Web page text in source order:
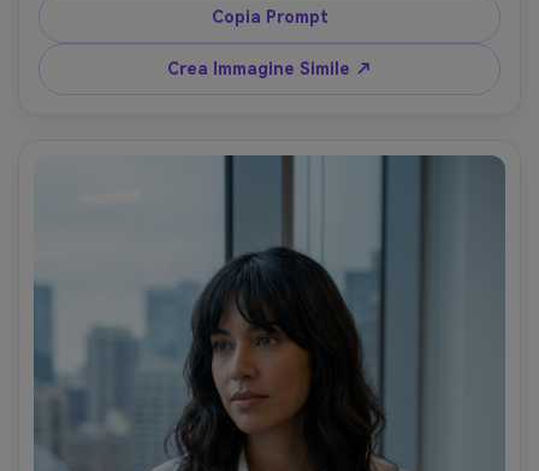
urbano, luce golden hour con riempimento morbido,
Canon R5, 85mm f/1.4, angolo tre quarti, separazione
dettagliata delle ciocche frangia e ombre naturali sulla
fronte, alta risoluzione --ar 4:5
Copia Prompt
Crea Immagine Simile ↗